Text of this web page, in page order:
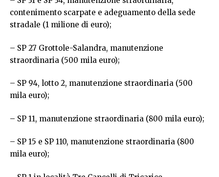
contenimento scarpate e adeguamento della sede
stradale (1 milione di euro);
– SP 27 Grottole-Salandra, manutenzione
straordinaria (500 mila euro);
– SP 94, lotto 2, manutenzione straordinaria (500
mila euro);
– SP 11, manutenzione straordinaria (800 mila euro);
– SP 15 e SP 110, manutenzione straordinaria (800
mila euro);